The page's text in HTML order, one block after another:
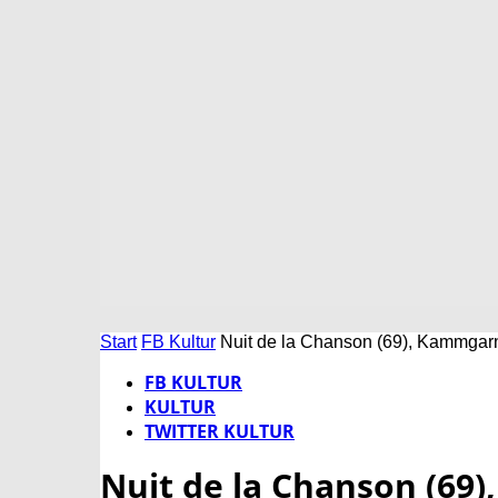
Start FB Kultur Nuit de la Chanson (69),
FB KULTUR
KULTUR
TWITTER KULTUR
Nuit de la Chanson